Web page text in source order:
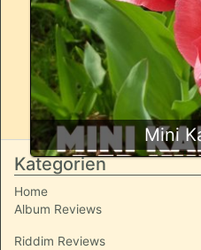
Mini
Kategorien
Home
Album Reviews
Riddim Reviews